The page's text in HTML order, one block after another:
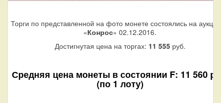
Торги по представленной на фото монете состоялись на
«Конрос» 02.12.2016.
Достигнутая цена на торгах: 11 555руб.
Средняя цена монеты в состоянии F: 11 560
(по 1 лоту)